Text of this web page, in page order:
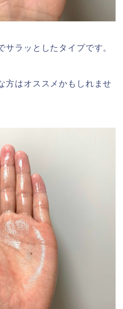
サラッとしたタイプです。
方はオススメかもしれませ